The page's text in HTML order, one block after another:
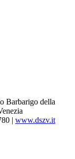
Barbarigo della
| www.dszv.it